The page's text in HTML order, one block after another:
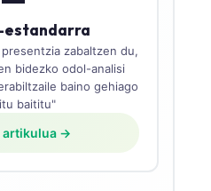
estandarra
zabaltzen du,
bidezko odol-analisi
baino gehiago
baititu"
artikulua →